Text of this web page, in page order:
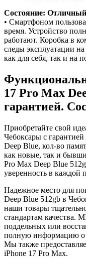
Состояние: Отличный
• Смартфоном
время. Устройство
работают. Коробка в
следы эксплуатации
как для себя, так и на
17 Pro Max
гарантией.
Приобретайте свой
Чебоксары с
Deep Blue, кол-во
как новые, так и
Pro Max Deep Blue
уверенность в каждой
Надежное место для
Deep Blue 512gb в
наши товары
стандартам качества.
поддельных или
полную информацию о
Мы также
iPhone 17 Pro Max.